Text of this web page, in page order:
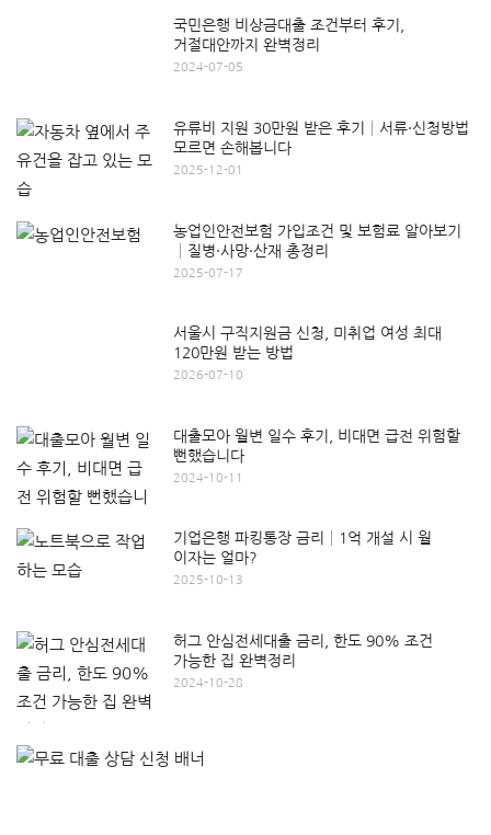
국민은행 비상금대출 조건부터 후기,
거절대안까지 완벽정리
2024-07-05
유류비 지원 30만원 받은 후기│서류·신청방법
모르면 손해봅니다
2025-12-01
농업인안전보험 가입조건 및 보험료 알아보기
│질병·사망·산재 총정리
2025-07-17
서울시 구직지원금 신청, 미취업 여성 최대
120만원 받는 방법
2026-07-10
대출모아 월변 일수 후기, 비대면 급전 위험할
뻔했습니다
2024-10-11
기업은행 파킹통장 금리│1억 개설 시 월
이자는 얼마?
2025-10-13
허그 안심전세대출 금리, 한도 90% 조건
가능한 집 완벽정리
2024-10-28